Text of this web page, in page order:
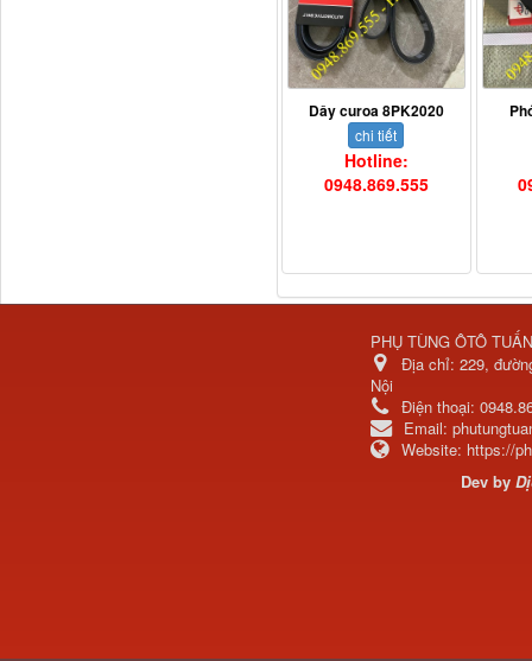
Dây curoa 8PK2020
chi tiết
Hotline:
0948.869.555
PHỤ TÙNG ÔTÔ
Địa chỉ: 229,
Nội
Điện thoại:
Email:
Website: https://
Dev by